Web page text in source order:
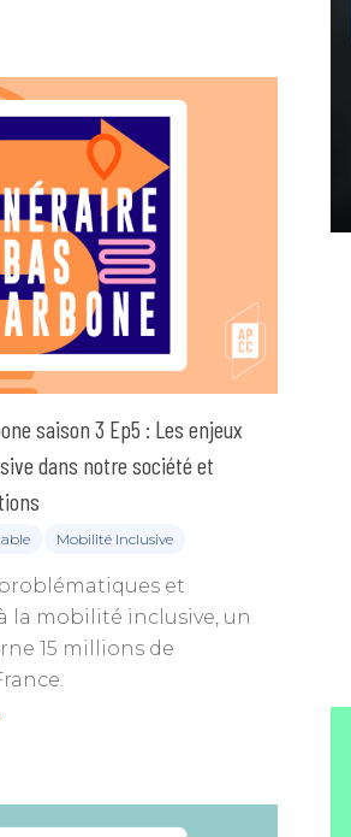
saison 3 Ep5 : Les enjeux
dans notre société et
Mobilité Inclusive
problématiques et
la mobilité inclusive, un
15 millions de